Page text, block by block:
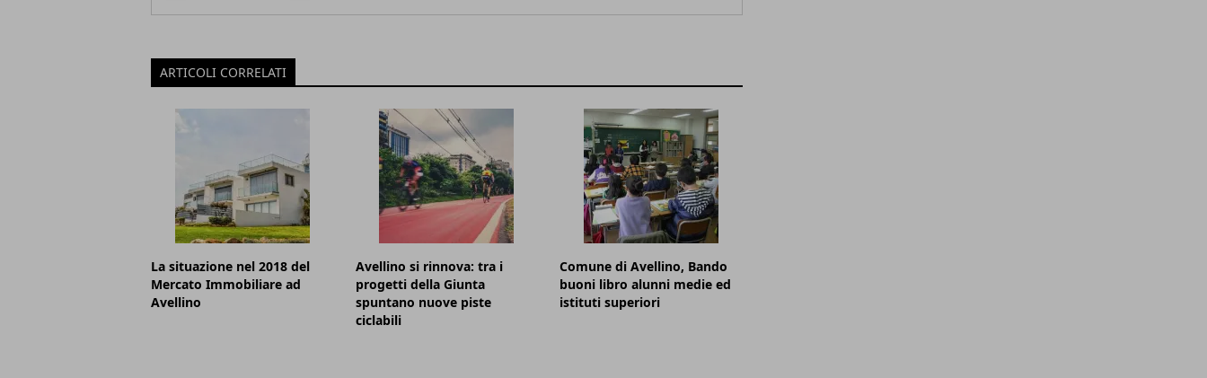
ARTICOLI CORRELATI
La situazione nel 2018 del
Mercato Immobiliare ad
Avellino
Avellino si rinnova: tra i
progetti della Giunta
spuntano nuove piste
ciclabili
Comune di Avellino, Bando
buoni libro alunni medie ed
istituti superiori